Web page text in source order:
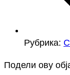
Рубрика:
Подели ову